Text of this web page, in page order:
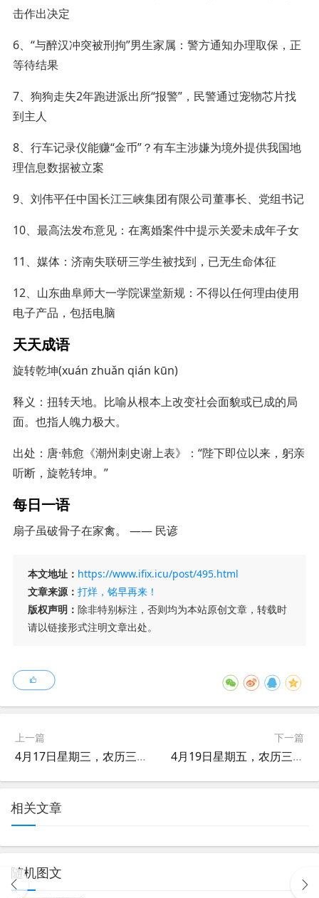
击作出决定
6、“与醉汉冲突被刑拘”男生家属：警方通知办理取保，正
等待结果
7、狗狗走失2年跑进派出所“报警”，民警通过宠物芯片找
到主人
8、行车记录仪能赚“金币”？有车主涉嫌为境外提供我国地
理信息数据被立案
9、刘伟平任中国长江三峡集团有限公司董事长、党组书记
10、最高法发布意见：在离婚案件中提示关爱未成年子女
11、媒体：济南失联研三学生被找到，已无生命体征
12、山东曲阜师大一学院课堂新规：不得以任何理由使用
电子产品，包括电脑
天天成语
旋转乾坤(xuán zhuǎn qián kūn)
释义：扭转天地。比喻从根本上改变社会面貌或已成的局
面。也指人魄力极大。
出处：唐·韩愈《潮州刺史谢上表》：“陛下即位以来，躬亲
听断，旋乾转坤。”
每日一语
扇子虽破骨子在家禽。 —— 民谚
本文地址： https://www.ifix.icu/post/495.html
文章来源： 打烊，铭早再来！
版权声明： 除非特别标注，否则均为本站原创文章，转载时
请以链接形式注明文章出处。
上一篇
4月17日星期三，农历三月月初九，工作愉快，平安喜乐
下一篇
4月19日星期五，农历三月月十一，工作愉快，平安喜乐
相关文章
随机图文